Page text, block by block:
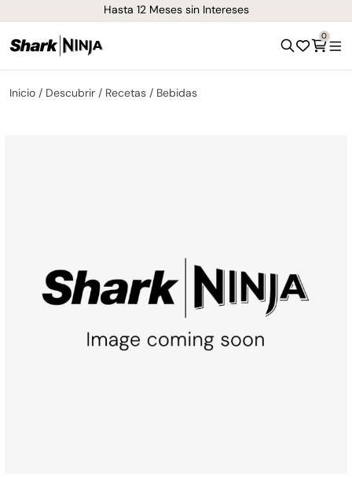
Hasta 12 Meses sin Intereses
0
Inicio Descubrir Recetas Bebidas